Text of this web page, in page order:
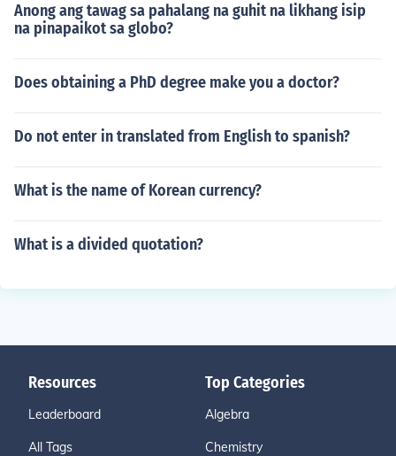
Anong ang tawag sa pahalang na guhit na likhang isip
na pinapaikot sa globo?
Does obtaining a PhD degree make you a doctor?
Do not enter in translated from English to spanish?
What is the name of Korean currency?
What is a divided quotation?
Resources
Leaderboard
All Tags
Top Categories
Algebra
Chemistry